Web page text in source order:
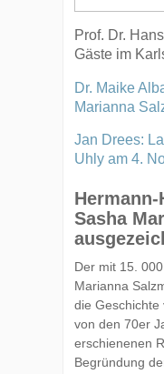
Prof. Dr.
Gäste im
Dr. Maike
Marianna
Jan Drees:
Uhly am 4.
Sasha
Der mit 15.
Marianna
die
von den 70er
erschienenen
Begründung